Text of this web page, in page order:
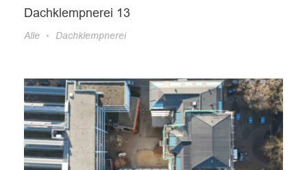
Dachklempnerei 13
Alle Dachklempnerei